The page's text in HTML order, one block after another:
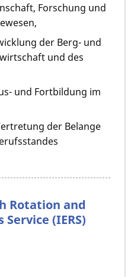
Forschung und
der Berg- und
und des
und Fortbildung im
der Belange
Rotation and
(IERS)